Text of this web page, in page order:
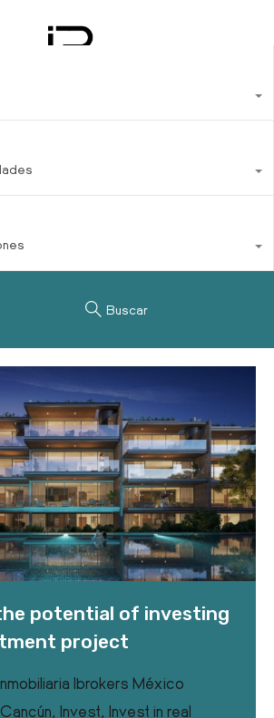
Buscar
potential of investing
project
Ibrokers México
Cancún, Invest, Invest in real